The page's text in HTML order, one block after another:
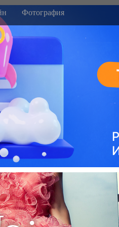
Фотография